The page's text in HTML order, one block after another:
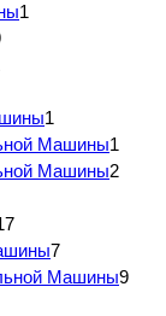
1
1
Машины1
Машины2
7
Машины9